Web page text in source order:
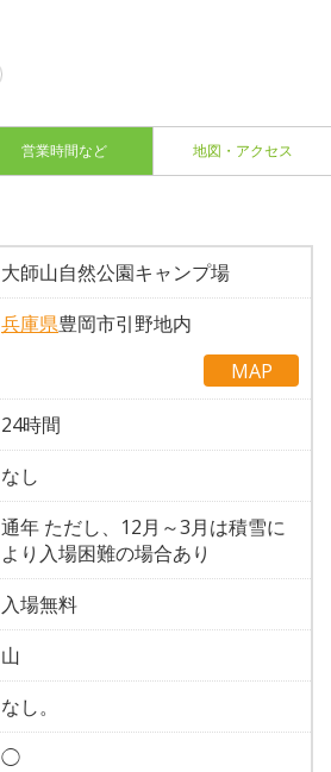
営業時間など 地図・アクセス
大師山自然公園キャンプ場
兵庫県豊岡市引野地内
MAP
24時間
なし
通年 ただし、12月～3月は積雪に
より入場困難の場合あり
入場無料
山
なし。
◯